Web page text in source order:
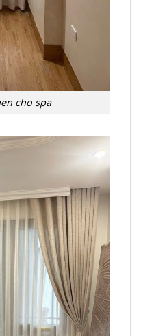
cho spa